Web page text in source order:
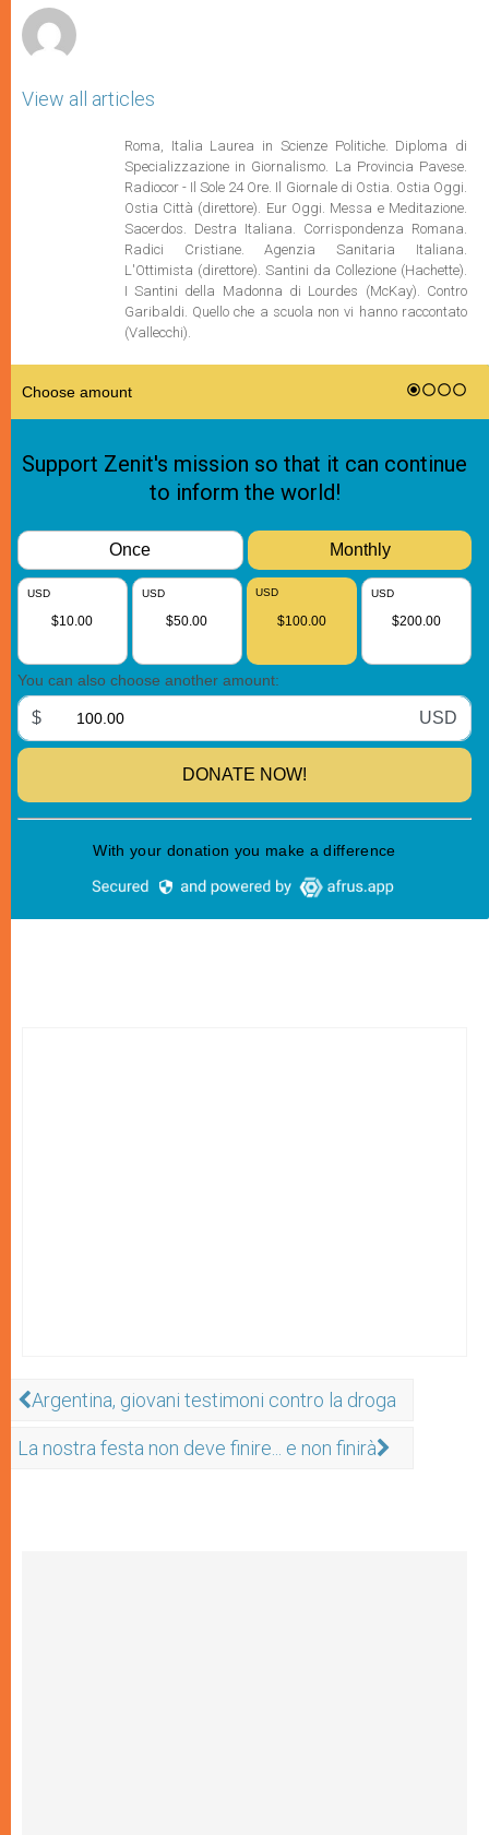
View all articles
Roma, Italia Laurea in Scienze Politiche. Diploma di
Specializzazione in Giornalismo. La Provincia Pavese.
Radiocor - Il Sole 24 Ore. Il Giornale di Ostia. Ostia Oggi.
Ostia Città (direttore). Eur Oggi. Messa e Meditazione.
Sacerdos. Destra Italiana. Corrispondenza Romana.
Radici Cristiane. Agenzia Sanitaria Italiana.
L'Ottimista (direttore). Santini da Collezione (Hachette).
I Santini della Madonna di Lourdes (McKay). Contro
Garibaldi. Quello che a scuola non vi hanno raccontato
(Vallecchi).
Argentina, giovani testimoni contro la droga
La nostra festa non deve finire... e non finirà